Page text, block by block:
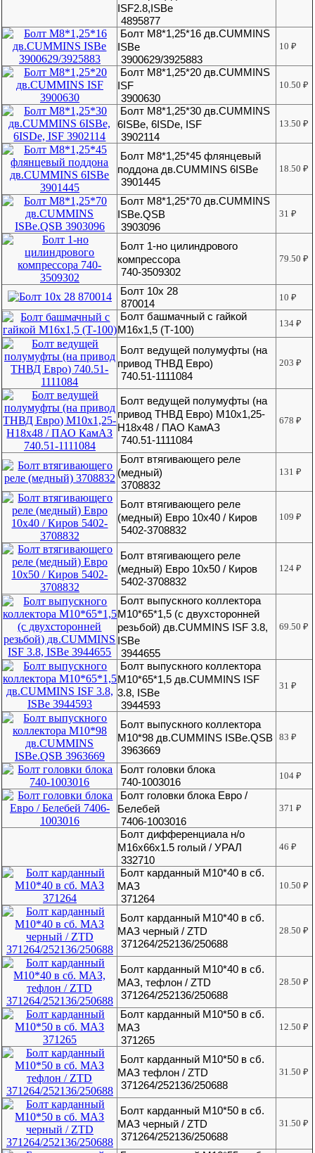
ISF2.8,ISBe
4895877
Болт М8*1,25*16 дв.CUMMINS
ISBe
3900629/3925883
10₽
Болт М8*1,25*20 дв.CUMMINS
ISF
3900630
10.50₽
Болт М8*1,25*30 дв.CUMMINS
6ISBe, 6ISDe, ISF
3902114
13.50₽
Болт М8*1,25*45 флянцевый
поддона дв.CUMMINS 6ISBe
3901445
18.50₽
Болт М8*1,25*70 дв.CUMMINS
ISBe.QSB
3903096
31₽
Болт 1-но цилиндрового
компрессора
740-3509302
79.50₽
Болт 10х 28
870014
10₽
Болт башмачный с гайкой
М16х1,5 (Т-100)
134₽
Болт ведущей полумуфты (на
привод ТНВД Евро)
740.51-1111084
203₽
Болт ведущей полумуфты (на
привод ТНВД Евро) М10х1,25-
Н18х48 / ПАО КамАЗ
740.51-1111084
678₽
Болт втягивающего реле
(медный)
3708832
131₽
Болт втягивающего реле
(медный) Евро 10х40 / Киров
5402-3708832
109₽
Болт втягивающего реле
(медный) Евро 10х50 / Киров
5402-3708832
124₽
Болт выпускного коллектора
М10*65*1,5 (с двухсторонней
резьбой) дв.CUMMINS ISF 3.8,
ISBe
3944655
69.50₽
Болт выпускного коллектора
М10*65*1,5 дв.CUMMINS ISF
3.8, ISBe
3944593
31₽
Болт выпускного коллектора
М10*98 дв.CUMMINS ISBe.QSB
3963669
83₽
Болт головки блока
740-1003016
104₽
Болт головки блока Евро /
Белебей
7406-1003016
371₽
Болт дифференциала н/о
М16х66х1.5 голый / УРАЛ
332710
46₽
Болт карданный М10*40 в сб.
МАЗ
371264
10.50₽
Болт карданный М10*40 в сб.
МАЗ черный / ZTD
371264/252136/250688
28.50₽
Болт карданный М10*40 в сб.
МАЗ, тефлон / ZTD
371264/252136/250688
28.50₽
Болт карданный М10*50 в сб.
МАЗ
371265
12.50₽
Болт карданный М10*50 в сб.
МАЗ тефлон / ZTD
371264/252136/250688
31.50₽
Болт карданный М10*50 в сб.
МАЗ черный / ZTD
371264/252136/250688
31.50₽